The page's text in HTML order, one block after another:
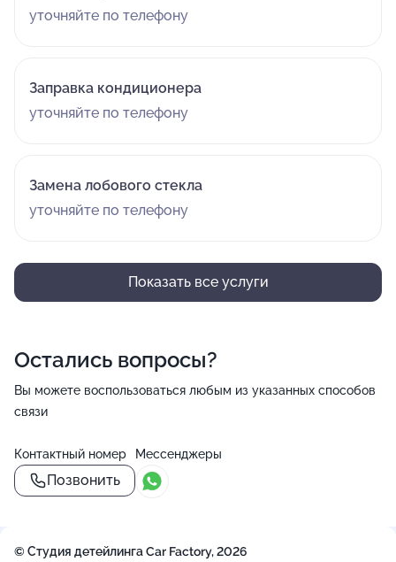
уточняйте по телефону
Заправка кондиционера
уточняйте по телефону
Замена лобового стекла
уточняйте по телефону
Показать все услуги
Остались вопросы?
Вы можете воспользоваться любым из указанных способов
связи
Контактный номер
Позвонить
Мессенджеры
© Студия детейлинга Car Factory, 2026